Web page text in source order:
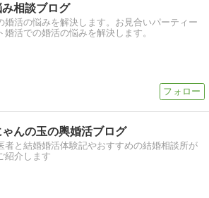
相談ブログ
婚活の悩みを解決します。お見合いパーティー
婚活での婚活の悩みを解決します。
ゃんの玉の輿婚活ブログ
者と結婚婚活体験記やおすすめの結婚相談所が
紹介します